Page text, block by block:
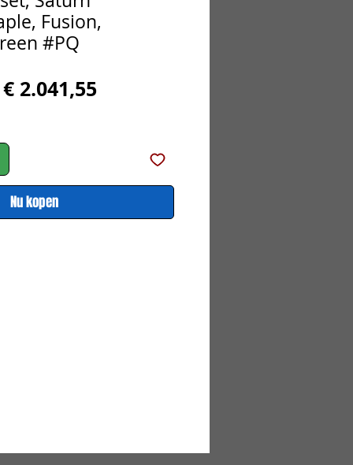
Fusion,
#PQ
€ 2.041,55Verkoopprijs
Nu kopen